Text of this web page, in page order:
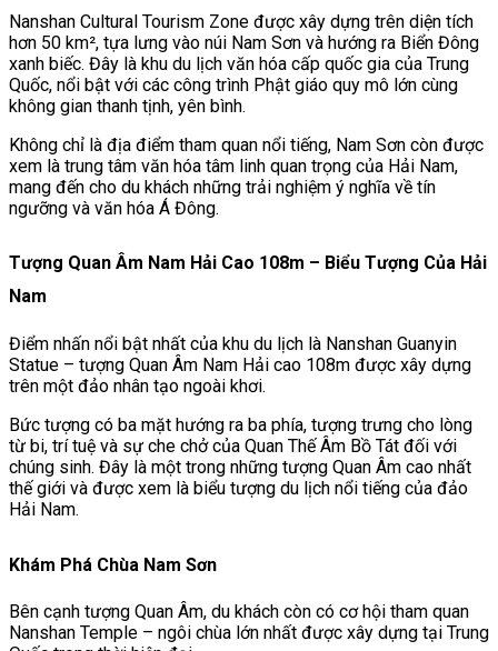
Nanshan Cultural Tourism Zone được xây dựng trên diện tích
hơn 50 km², tựa lưng vào núi Nam Sơn và hướng ra Biển Đông
xanh biếc. Đây là khu du lịch văn hóa cấp quốc gia của Trung
Quốc, nổi bật với các công trình Phật giáo quy mô lớn cùng
không gian thanh tịnh, yên bình.
Không chỉ là địa điểm tham quan nổi tiếng, Nam Sơn còn được
xem là trung tâm văn hóa tâm linh quan trọng của Hải Nam,
mang đến cho du khách những trải nghiệm ý nghĩa về tín
ngưỡng và văn hóa Á Đông.
Tượng Quan Âm Nam Hải Cao 108m – Biểu Tượng Của Hải
Nam
Điểm nhấn nổi bật nhất của khu du lịch là Nanshan Guanyin
Statue – tượng Quan Âm Nam Hải cao 108m được xây dựng
trên một đảo nhân tạo ngoài khơi.
Bức tượng có ba mặt hướng ra ba phía, tượng trưng cho lòng
từ bi, trí tuệ và sự che chở của Quan Thế Âm Bồ Tát đối với
chúng sinh. Đây là một trong những tượng Quan Âm cao nhất
thế giới và được xem là biểu tượng du lịch nổi tiếng của đảo
Hải Nam.
Khám Phá Chùa Nam Sơn
Bên cạnh tượng Quan Âm, du khách còn có cơ hội tham quan
Nanshan Temple – ngôi chùa lớn nhất được xây dựng tại Trung